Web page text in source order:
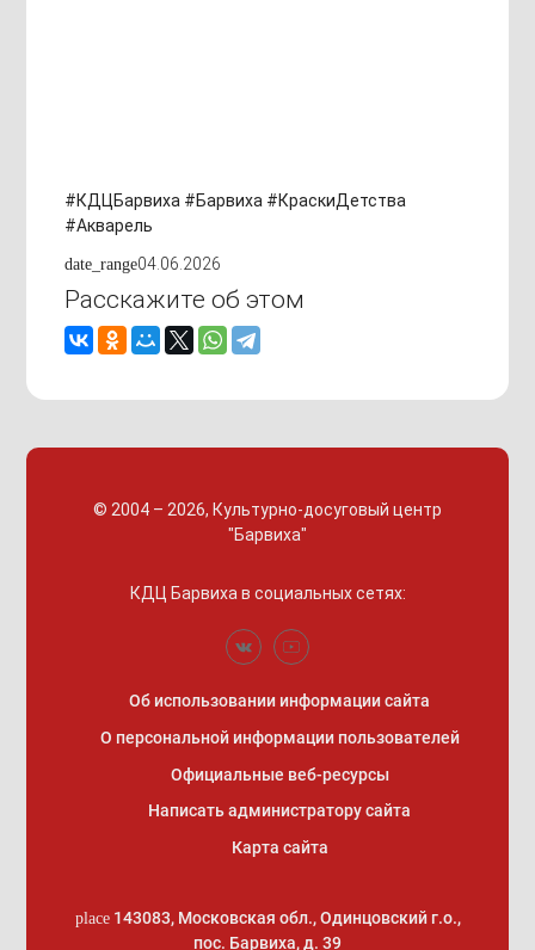
#КДЦБарвиха #Барвиха #КраскиДетства
#Акварель
date_range04.06.2026
Расскажите об этом
© 2004 – 2026, Культурно-досуговый центр
"Барвиха"
КДЦ Барвиха в социальных сетях:
Об использовании информации сайта
О персональной информации пользователей
Официальные веб-ресурсы
Написать администратору сайта
Карта сайта
place 143083, Московская обл., Одинцовский г.о.,
пос. Барвиха, д. 39